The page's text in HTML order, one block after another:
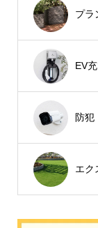
プラ
EV
防犯
エク